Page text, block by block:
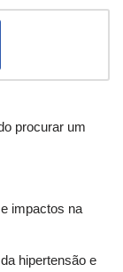
procurar um
impactos na
hipertensão e